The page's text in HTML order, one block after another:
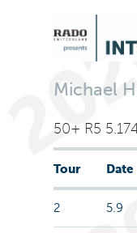
Michael
50+ R5
Tour Date
2 5.9